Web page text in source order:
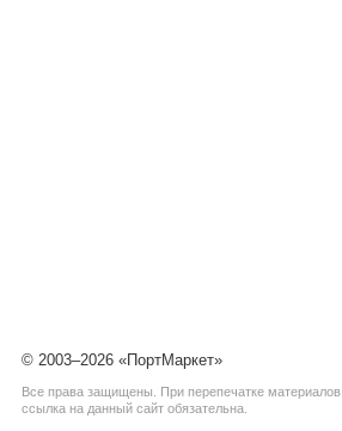
© 2003–2026 «ПортМаркет»
Все права защищены. При перепечатке материалов
ссылка на данный сайт обязательна.